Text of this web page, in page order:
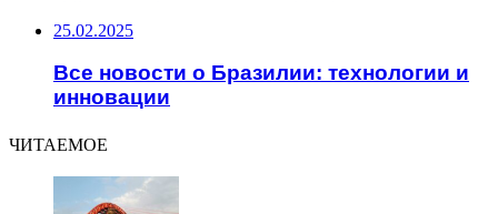
25.02.2025
Все новости о Бразилии: технологии и
инновации
ЧИТАЕМОЕ